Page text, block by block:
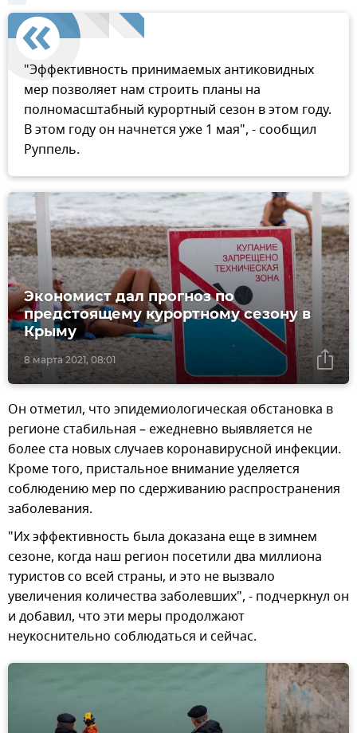
"Эффективность принимаемых антиковидных
мер позволяет нам строить планы на
полномасштабный курортный сезон в этом году.
В этом году он начнется уже 1 мая", - сообщил
Руппель.
8 марта 2021, 08:01
Экономист дал прогноз по
предстоящему курортному сезону в
Крыму
Он отметил, что эпидемиологическая обстановка в
регионе стабильная – ежедневно выявляется не
более ста новых случаев коронавирусной инфекции.
Кроме того, пристальное внимание уделяется
соблюдению мер по сдерживанию распространения
заболевания.
"Их эффективность была доказана еще в зимнем
сезоне, когда наш регион посетили два миллиона
туристов со всей страны, и это не вызвало
увеличения количества заболевших", - подчеркнул он
и добавил, что эти меры продолжают
неукоснительно соблюдаться и сейчас.